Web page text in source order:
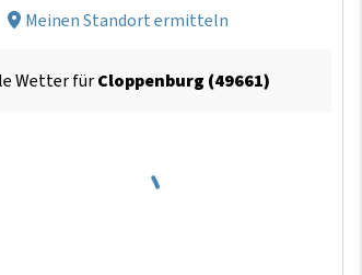
Meinen Standort ermitteln
Wetter fürCloppenburg (49661)